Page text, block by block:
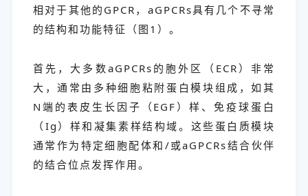
相对于其他的GPCR，aGPCRs具有几个不寻常
的结构和功能特征（图1）。
首先，大多数aGPCRs的胞外区（ECR）非常
大，通常由多种细胞粘附蛋白模块组成，如其
N端的表皮生长因子（EGF）样、免疫球蛋白
（Ig）样和凝集素样结构域。这些蛋白质模块
通常作为特定细胞配体和/或aGPCRs结合伙伴
的结合位点发挥作用。